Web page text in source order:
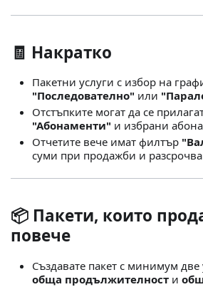
🧾 Накратко
Пакетни услуги с избор на
"Последователно" или
Отстъпките могат да се
"Абонаменти" и избрани
Отчетите вече имат филтър
суми при продажби и
📦 Пакети, които
повече
Създавате пакет с минимум
обща продължителност и